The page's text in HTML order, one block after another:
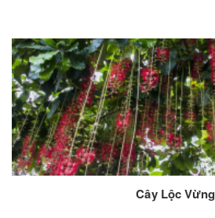
Cây Lộc Vừng